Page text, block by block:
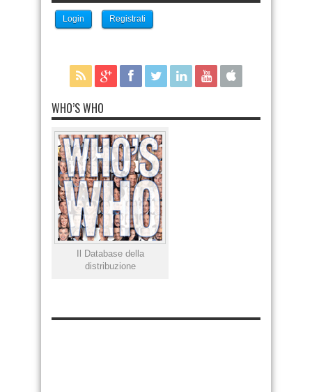
Login Registrati
WHO’S WHO
Il Database della
distribuzione